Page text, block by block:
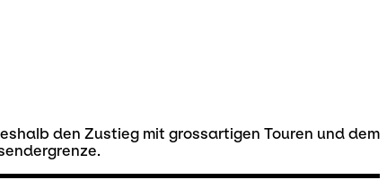
den Zustieg mit grossartigen Touren und dem